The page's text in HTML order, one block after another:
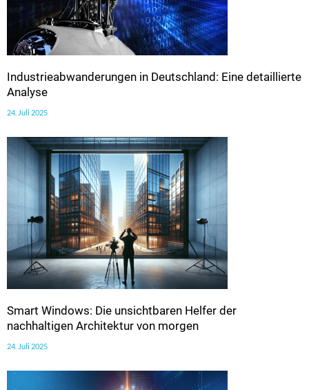
Industrieabwanderungen in Deutschland: Eine detaillierte
Analyse
24. Juli 2025
Smart Windows: Die unsichtbaren Helfer der
nachhaltigen Architektur von morgen
24. Juli 2025